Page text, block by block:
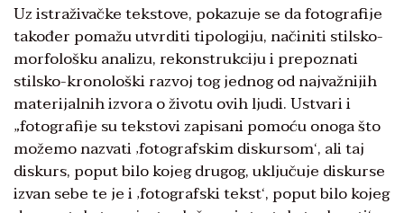
Uz istraživačke tekstove, pokazuje se da fotografije
također pomažu utvrditi tipologiju, načiniti stilsko-
morfološku analizu, rekonstrukciju i prepoznati
stilsko-kronološki razvoj tog jednog od najvažnijih
materijalnih izvora o životu ovih ljudi. Ustvari i
„fotografije su tekstovi zapisani pomoću onoga što
možemo nazvati ‚fotografskim diskursom‘, ali taj
diskurs, poput bilo kojeg drugog, uključuje diskurse
izvan sebe te je i ‚fotografski tekst‘, poput bilo kojeg